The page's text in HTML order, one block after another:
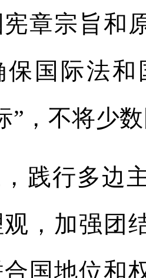
章宗旨和
保国际法
”，不将少
践行多边
，加强团
国地位和